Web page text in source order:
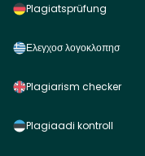
Plagiatsprüfung
Ελεγχοσ λογοκλοπησ
Plagiarism checker
Plagiaadi kontroll